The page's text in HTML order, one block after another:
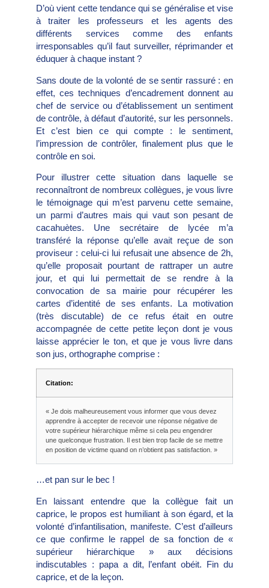
D’où vient cette tendance qui se généralise et vise
à traiter les professeurs et les agents des
différents services comme des enfants
irresponsables qu’il faut surveiller, réprimander et
éduquer à chaque instant ?
Sans doute de la volonté de se sentir rassuré : en
effet, ces techniques d’encadrement donnent au
chef de service ou d’établissement un sentiment
de contrôle, à défaut d’autorité, sur les personnels.
Et c’est bien ce qui compte : le sentiment,
l’impression de contrôler, finalement plus que le
contrôle en soi.
Pour illustrer cette situation dans laquelle se
reconnaîtront de nombreux collègues, je vous livre
le témoignage qui m’est parvenu cette semaine,
un parmi d’autres mais qui vaut son pesant de
cacahuètes. Une secrétaire de lycée m’a
transféré la réponse qu’elle avait reçue de son
proviseur : celui-ci lui refusait une absence de 2h,
qu’elle proposait pourtant de rattraper un autre
jour, et qui lui permettait de se rendre à la
convocation de sa mairie pour récupérer les
cartes d’identité de ses enfants. La motivation
(très discutable) de ce refus était en outre
accompagnée de cette petite leçon dont je vous
laisse apprécier le ton, et que je vous livre dans
son jus, orthographe comprise :
Citation:
« Je dois malheureusement vous informer que vous devez
apprendre à accepter de recevoir une réponse négative de
votre supérieur hiérarchique même si cela peu engendrer
une quelconque frustration. Il est bien trop facile de se mettre
en position de victime quand on n’obtient pas satisfaction. »
…et pan sur le bec !
En laissant entendre que la collègue fait un
caprice, le propos est humiliant à son égard, et la
volonté d’infantilisation, manifeste. C’est d’ailleurs
ce que confirme le rappel de sa fonction de «
supérieur hiérarchique » aux décisions
indiscutables : papa a dit, l’enfant obéit. Fin du
caprice, et de la leçon.